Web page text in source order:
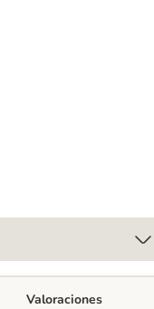
gatos
Valoraciones